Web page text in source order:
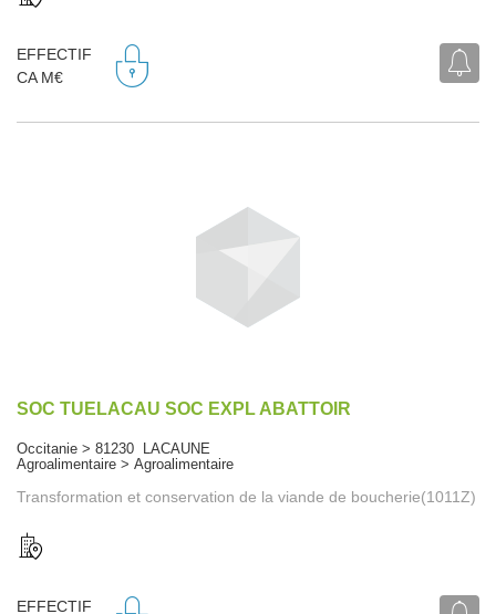
EFFECTIF
CA M€
SOC TUELACAU SOC EXPL ABATTOIR
Occitanie > 81230 LACAUNE
Agroalimentaire > Agroalimentaire
Transformation et conservation de la viande de boucherie(1011Z)
EFFECTIF